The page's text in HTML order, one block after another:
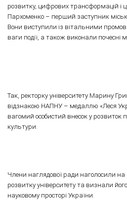
розвитку, цифрових трансформацій і
Пархоменко – перший заступник
Вони виступили із вітальними
ваги події, а також виконали почесні
Так, ректорку університету Марину
відзнакою НАПНУ – медаллю «Леся
вагомий особистий внесок у розвиток
культури.
Члени наглядової ради наголосили на
розвитку університету та визнали
науковому просторі України.